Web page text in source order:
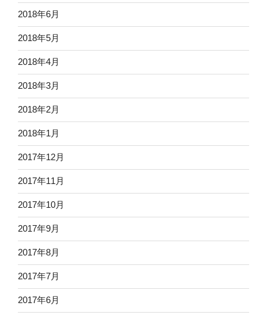
2018年6月
2018年5月
2018年4月
2018年3月
2018年2月
2018年1月
2017年12月
2017年11月
2017年10月
2017年9月
2017年8月
2017年7月
2017年6月